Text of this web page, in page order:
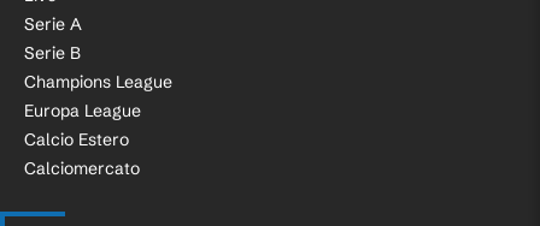
Serie A
Serie B
Champions League
Europa League
Calcio Estero
Calciomercato